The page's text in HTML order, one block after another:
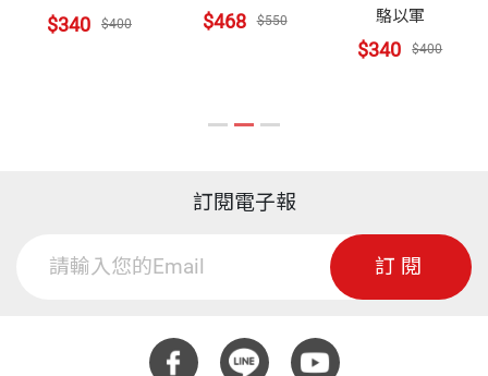
了……
$340 $400 $468 $550 駱以軍
$340 $400
訂閱電子報
訂閱